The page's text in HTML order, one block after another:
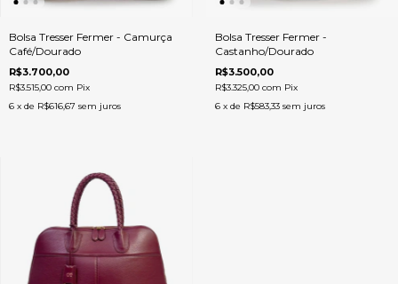
Bolsa Tresser Fermer - Camurça
Café/Dourado
R$3.700,00
R$3.515,00 com Pix
6 x de R$616,67 sem juros
Bolsa Tresser Fermer -
Castanho/Dourado
R$3.500,00
R$3.325,00 com Pix
6 x de R$583,33 sem juros